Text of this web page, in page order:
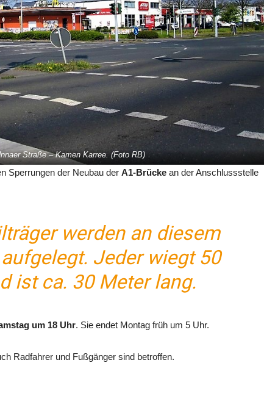
Straße – Kamen Karree. (Foto RB)
Sperrungen der Neubau der A1-Brücke an der Anschlussstelle
werden an diesem
Jeder wiegt 50
ist ca. 30 Meter lang.
um 18 Uhr. Sie endet Montag früh um 5 Uhr.
Radfahrer und Fußgänger sind betroffen.